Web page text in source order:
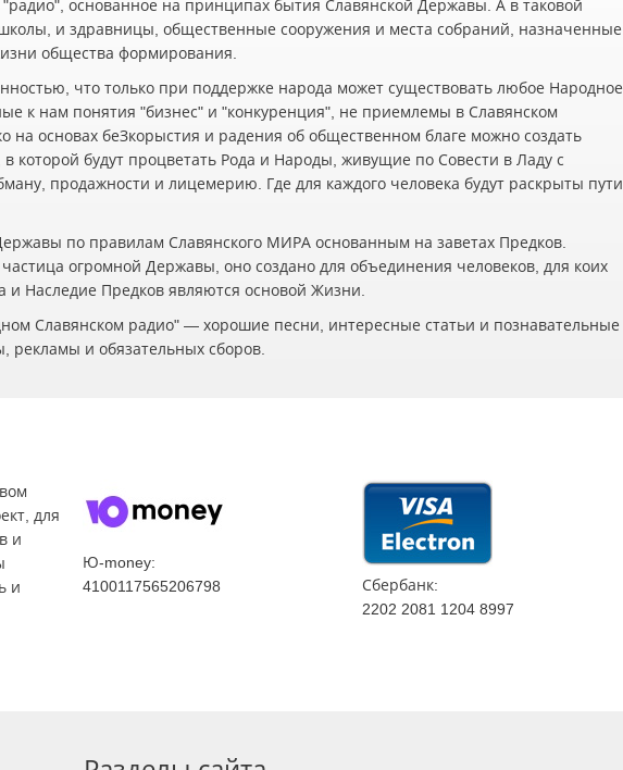
основанное на принципах бытия Славянской Державы. А в таковой
и здравницы, общественные сооружения и места собраний, назначенные
общества формирования.
что только при поддержке народа может существовать любое Народное
к нам понятия "бизнес" и "конкуренция", не приемлемы в Славянском
основах беЗкорыстия и радения об общественном благе можно создать
которой будут процветать Рода и Народы, живущие по Совести в Ладу с
продажности и лицемерию. Где для каждого человека будут раскрыты пути
по правилам Славянского МИРА основанным на заветах Предков.
огромной Державы, оно создано для объединения человеков, для коих
и Наследие Предков являются основой Жизни.
Славянском радио" — хорошие песни, интересные статьи и познавательные
рекламы и обязательных сборов.
для
и
и
Ю-money:
4100117565206798
Сбербанк:
2202 2081 1204 8997